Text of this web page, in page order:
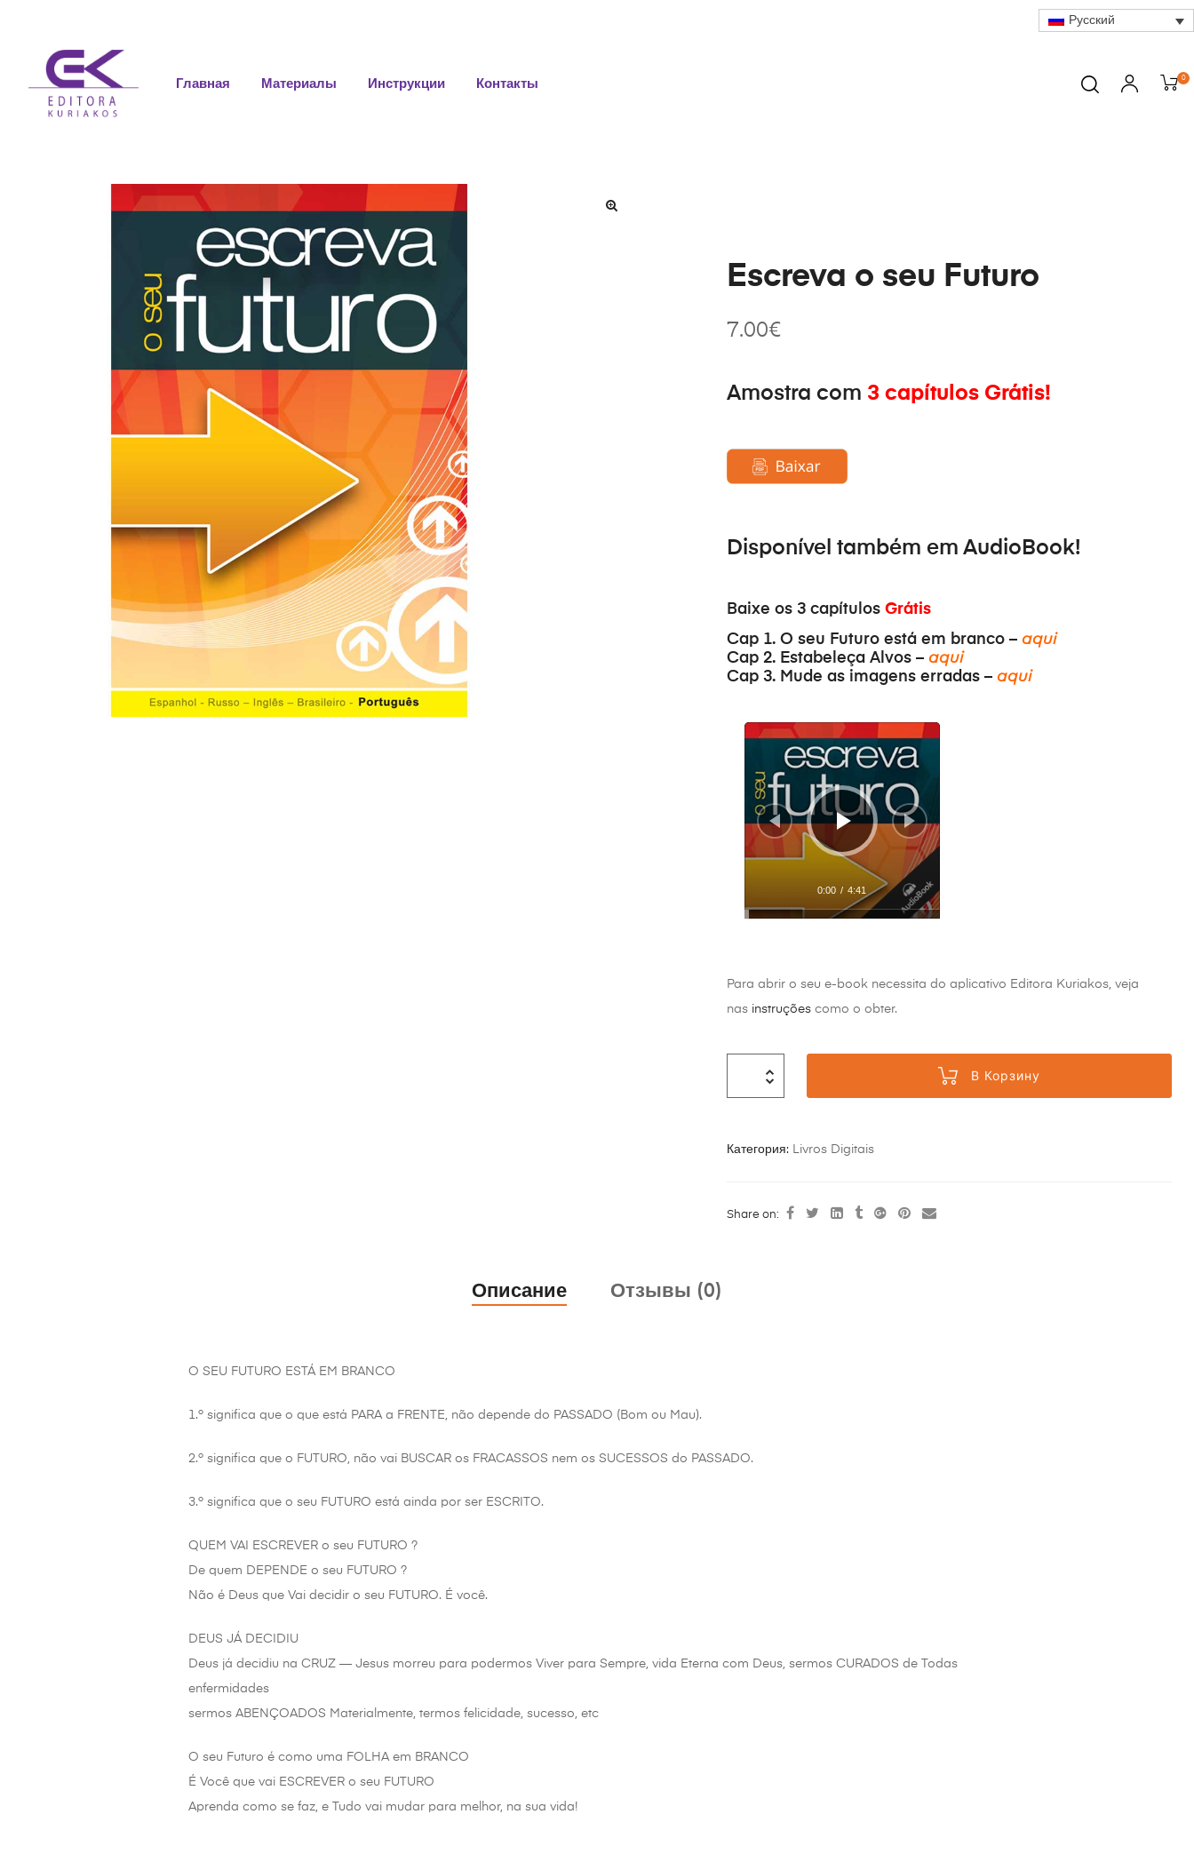
Русский
Главная Материалы Инструкции Контакты 0
Escreva o seu Futuro
7.00€
Amostra com 3 capítulos Grátis!
Disponível também em AudioBook!
Baixe os 3 capítulos Grátis
Cap 1. O seu Futuro está em branco – aqui
Cap 2. Estabeleça Alvos – aqui
Cap 3. Mude as imagens erradas – aqui
Аудиоплеер
0:00 / 4:41
Cap 2. Estabeleça Alvos
Para abrir o seu e-book necessita do aplicativo Editora Kuriakos, veja
nas instruçõescomo o obter.
В Корзину
Категория: Livros Digitais
Share on:
Описание Отзывы (0)
O SEU FUTURO ESTÁ EM BRANCO
1.º significa que o que está PARA a FRENTE, não depende do PASSADO (Bom ou Mau).
2.º significa que o FUTURO, não vai BUSCAR os FRACASSOS nem os SUCESSOS do PASSADO.
3.º significa que o seu FUTURO está ainda por ser ESCRITO.
QUEM VAI ESCREVER o seu FUTURO ?
De quem DEPENDE o seu FUTURO ?
Não é Deus que Vai decidir o seu FUTURO. É você.
DEUS JÁ DECIDIU
Deus já decidiu na CRUZ — Jesus morreu para podermos Viver para Sempre, vida Eterna com Deus, sermos CURADOS de Todas
enfermidades
sermos ABENÇOADOS Materialmente, termos felicidade, sucesso, etc
O seu Futuro é como uma FOLHA em BRANCO
É Você que vai ESCREVER o seu FUTURO
Aprenda como se faz, e Tudo vai mudar para melhor, na sua vida!